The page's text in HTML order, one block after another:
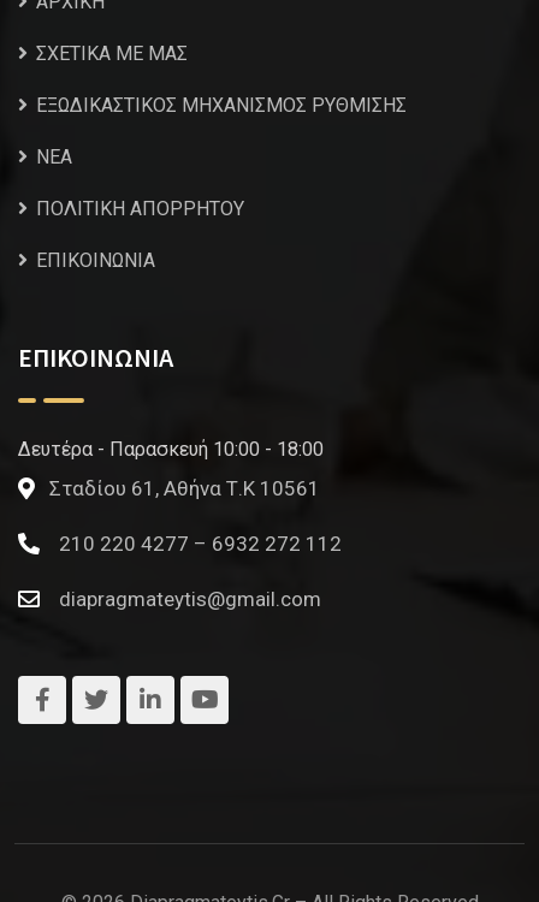
ΣΧΕΤΙΚΑ ΜΕ ΜΑΣ
ΕΞΩΔΙΚΑΣΤΙΚΟΣ ΜΗΧΑΝΙΣΜΟΣ ΡΥΘΜΙΣΗΣ
NEA
ΠΟΛΙΤΙΚΗ ΑΠΟΡΡΗΤΟΥ
ΕΠΙΚΟΙΝΩΝΙΑ
ΕΠΙΚΟΙΝΩΝΙΑ
Δευτέρα - Παρασκευή 10:00 - 18:00
Σταδίου 61, Αθήνα Τ.Κ 10561
210 220 4277 – 6932 272 112
diapragmateytis@gmail.com